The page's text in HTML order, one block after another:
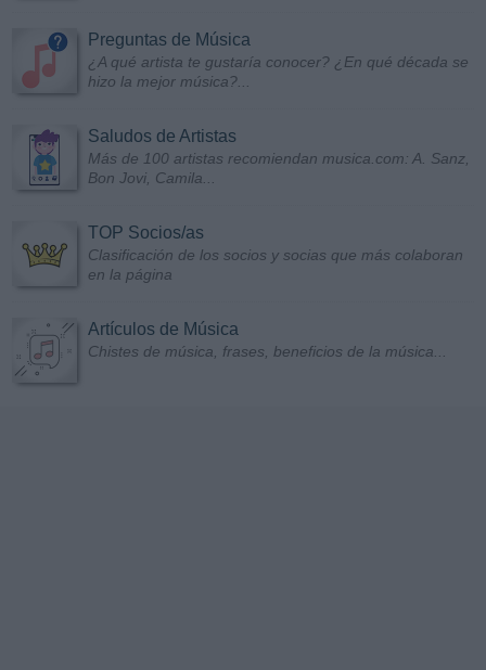
Preguntas de Música
¿A qué artista te gustaría conocer? ¿En qué década se
hizo la mejor música?...
Saludos de Artistas
Más de 100 artistas recomiendan musica.com: A. Sanz,
Bon Jovi, Camila...
TOP Socios/as
Clasificación de los socios y socias que más colaboran
en la página
Artículos de Música
Chistes de música, frases, beneficios de la música...